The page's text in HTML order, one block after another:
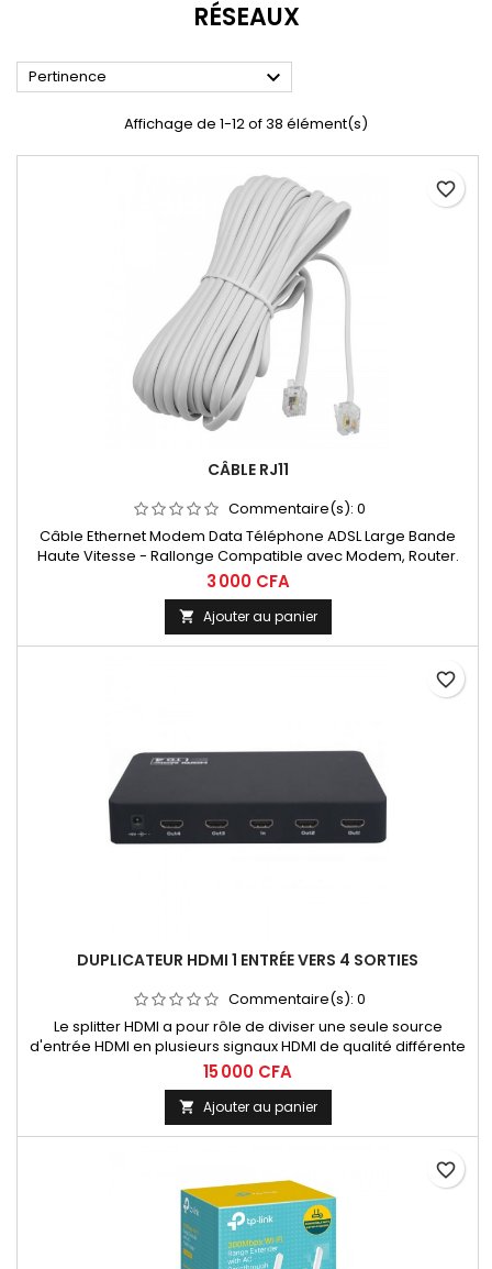
RÉSEAUX
Pertinence 
Affichage de 1-12 of 38 élément(s)
CÂBLE RJ11
Commentaire(s): 0
Câble Ethernet Modem Data Téléphone ADSL Large Bande
Haute Vitesse - Rallonge Compatible avec Modem, Router.
3 000 CFA
 Ajouter au panier
favorite_border
DUPLICATEUR HDMI 1 ENTRÉE VERS 4 SORTIES
Commentaire(s): 0
Le splitter HDMI a pour rôle de diviser une seule source
d'entrée HDMI en plusieurs signaux HDMI de qualité différente
selon les performances et les caractéristiques du splitter.
15 000 CFA
 Ajouter au panier
favorite_border
favorite_border